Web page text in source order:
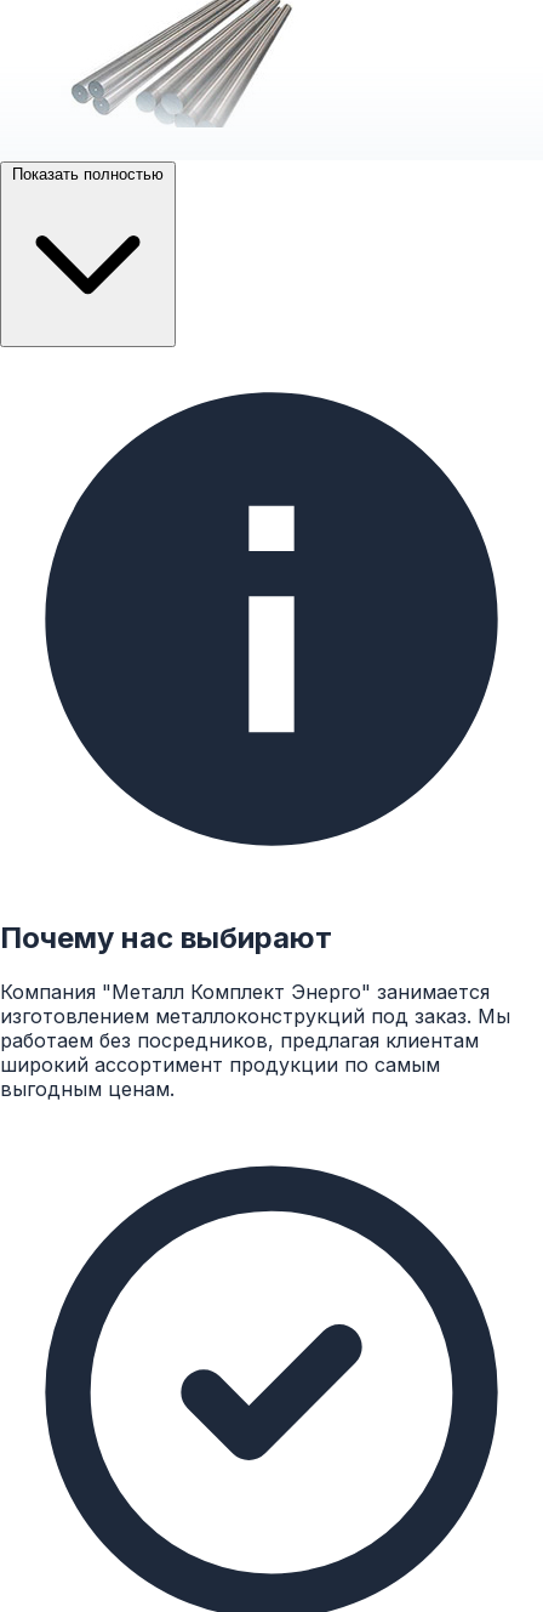
Показать полностью
Почему нас выбирают
Компания "Металл Комплект Энерго" занимается
изготовлением металлоконструкций под заказ. Мы
работаем без посредников, предлагая клиентам
широкий ассортимент продукции по самым
выгодным ценам.